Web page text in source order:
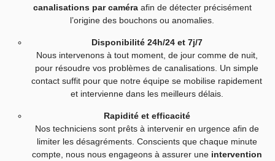
canalisations par caméraafin de détecter précisément
l’origine des bouchons ou anomalies.
Disponibilité 24h/24 et 7j/7
Nous intervenons à tout moment, de jour comme de nuit,
pour résoudre vos problèmes de canalisations. Un simple
contact suffit pour que notre équipe se mobilise rapidement
et intervienne dans les meilleurs délais.
Rapidité et efficacité
Nos techniciens sont prêts à intervenir en urgence afin de
limiter les désagréments. Conscients que chaque minute
compte, nous nous engageons à assurer une intervention